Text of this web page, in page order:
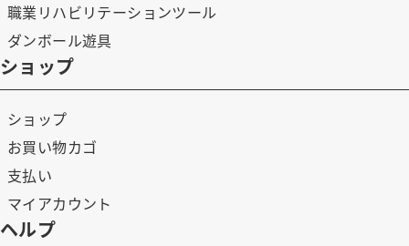
職業リハビリテーションツール
ダンボール遊具
ショップ
ショップ
お買い物カゴ
支払い
マイアカウント
ヘルプ